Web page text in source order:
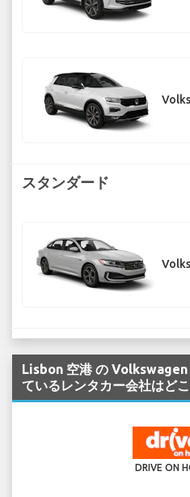
スタンダード
Lisbon 空港 の Volkswagen
ているレンタカー会社はど
DRIVE ON